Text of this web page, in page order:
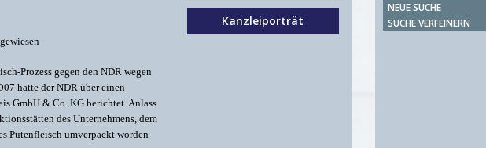
Prozess gegen den NDR wegen
hatte der NDR über einen
GmbH & Co. KG berichtet. Anlass
des Unternehmens, dem
Putenfleisch umverpackt worden
Kanzleiporträt
NEUE SUCHE
SUCHE VERFEINERN